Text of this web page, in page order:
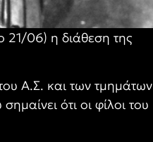
21/06) η διάθεση της
Α.Σ. και των τμημάτων
ότι οι φίλοι του